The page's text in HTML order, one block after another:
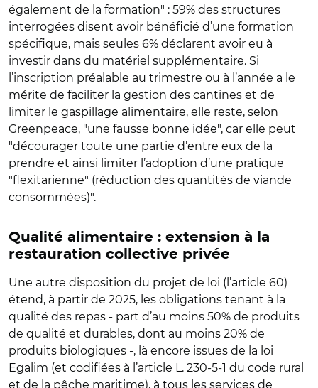
également de la formation" : 59% des structures
interrogées disent avoir bénéficié d’une formation
spécifique, mais seules 6% déclarent avoir eu à
investir dans du matériel supplémentaire. Si
l’inscription préalable au trimestre ou à l’année a le
mérite de faciliter la gestion des cantines et de
limiter le gaspillage alimentaire, elle reste, selon
Greenpeace, "une fausse bonne idée", car elle peut
"décourager toute une partie d’entre eux de la
prendre et ainsi limiter l’adoption d’une pratique
"flexitarienne" (réduction des quantités de viande
consommées)".
Qualité alimentaire : extension à la
restauration collective privée
Une autre disposition du projet de loi (l’article 60)
étend, à partir de 2025, les obligations tenant à la
qualité des repas - part d’au moins 50% de produits
de qualité et durables, dont au moins 20% de
produits biologiques -, là encore issues de la loi
Egalim (et codifiées à l’article L. 230-5-1 du code rural
et de la pêche maritime), à tous les services de